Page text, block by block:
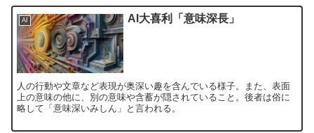
AI AI大喜利「意味深長」
人の行動や文章など表現が奥深い趣を含んでいる様子。また、表面
上の意味の他に、別の意味や含蓄が隠されていること。後者は俗に
略して「意味深いみしん」と言われる。